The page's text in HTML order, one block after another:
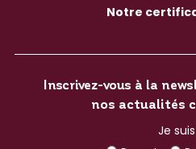
Notre
Inscrivez-vous à la
nos actualités
Je suis